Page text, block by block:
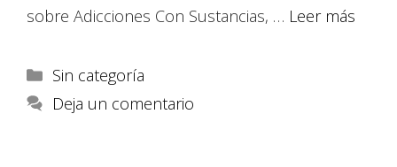
sobre Adicciones Con Sustancias, … Leer más
Sin categoría
Deja un comentario